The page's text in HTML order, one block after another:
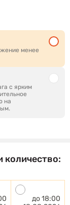
менее
с ярким
на
количество:
до 18:00